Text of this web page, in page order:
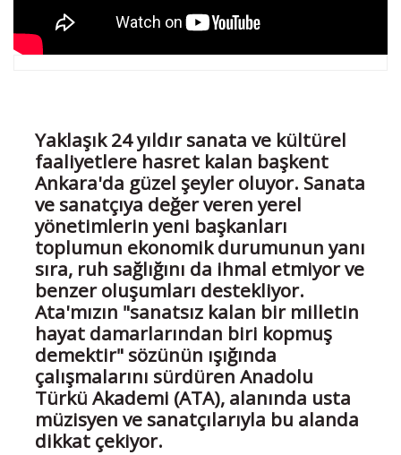
Yaklaşık 24 yıldır sanata ve kültürel
faaliyetlere hasret kalan başkent
Ankara'da güzel şeyler oluyor. Sanata
ve sanatçıya değer veren yerel
yönetimlerin yeni başkanları
toplumun ekonomik durumunun yanı
sıra, ruh sağlığını da ihmal etmiyor ve
benzer oluşumları destekliyor.
Ata'mızın "sanatsız kalan bir milletin
hayat damarlarından biri kopmuş
demektir" sözünün ışığında
çalışmalarını sürdüren Anadolu
Türkü Akademi (ATA), alanında usta
müzisyen ve sanatçılarıyla bu alanda
dikkat çekiyor.